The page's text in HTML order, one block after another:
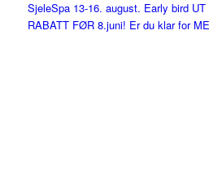
RABATT FØR 8.juni! Er du klar for